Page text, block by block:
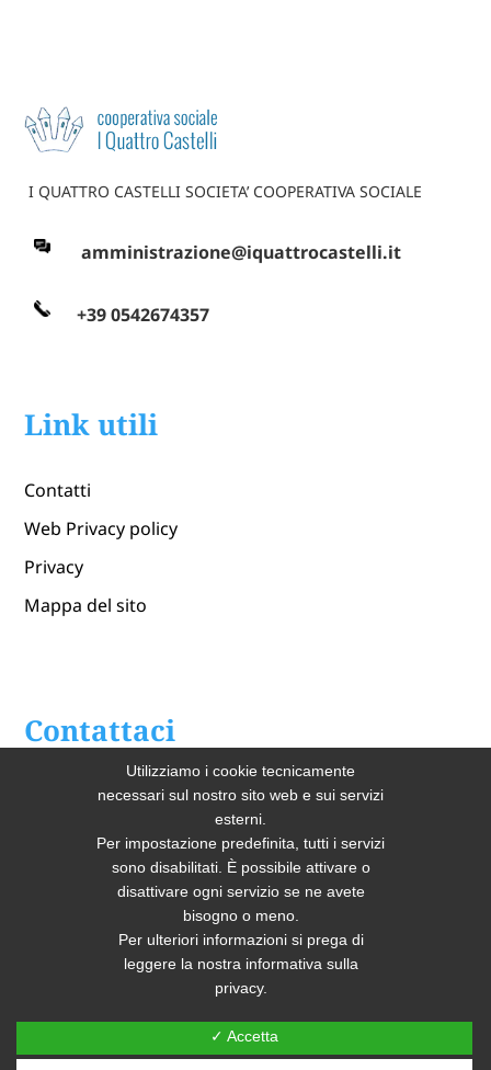
I QUATTRO CASTELLI SOCIETA’ COOPERATIVA SOCIALE
amministrazione@iquattrocastelli.it
+39 0542674357
Link utili
Contatti
Web Privacy policy
Privacy
Mappa del sito
Contattaci
Lavendaria Industriale
Utilizziamo i cookie tecnicamente
necessari sul nostro sito web e sui servizi
esterni.
Per impostazione predefinita, tutti i servizi
sono disabilitati. È possibile attivare o
disattivare ogni servizio se ne avete
bisogno o meno.
Per ulteriori informazioni si prega di
leggere la nostra informativa sulla
privacy.
✓ Accetta